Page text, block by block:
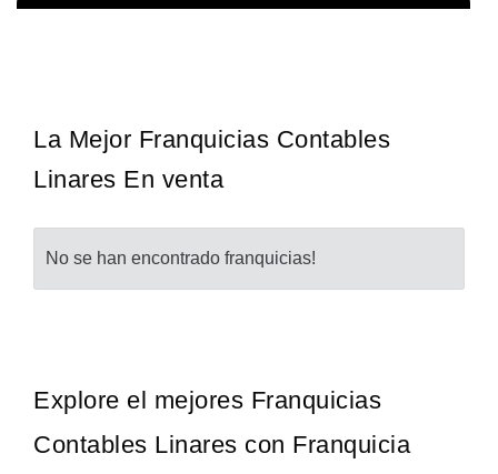
La Mejor Franquicias Contables
Linares En venta
No se han encontrado franquicias!
Explore el mejores Franquicias
Contables Linares con Franquicia